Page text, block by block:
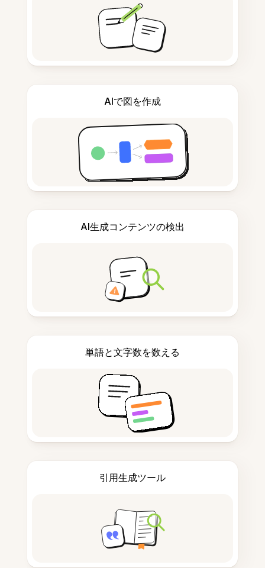
AIで図を作成
AI生成コンテンツの検出
単語と文字数を数える
引用生成ツール